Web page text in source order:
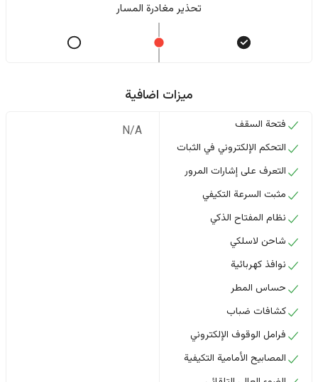
تحذير مغادرة المسار
ميزات اضافية
فتحة السقف
التحكم الإلكتروني في الثبات
التعرف على إشارات المرور
مثبت السرعة التكيفي
نظام المفتاح الذكي
شاحن لاسلكي
نوافذ كهربائية
حساس المطر
كشافات ضباب
فرامل الوقوف الإلكتروني
المصابيح الأمامية التكيفية
N/A